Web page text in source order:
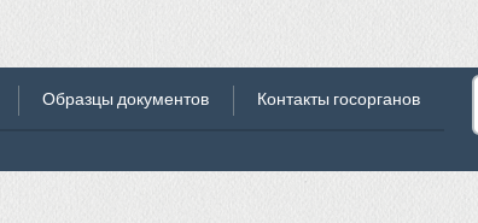
Образцы документов Контакты госорганов